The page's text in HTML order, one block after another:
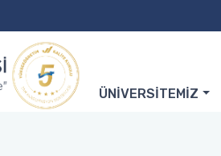
ÜNİVERSİTEMİZ